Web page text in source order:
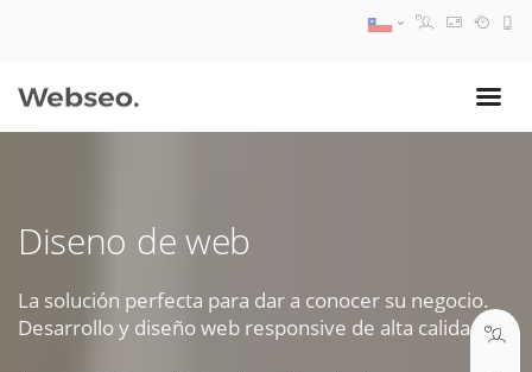
Diseno de web
La solución perfecta para dar a conocer su negocio.
Desarrollo y diseño web responsive de alta calidad.
09:30 AM A 18:30 PM
soporte@webseo.cl